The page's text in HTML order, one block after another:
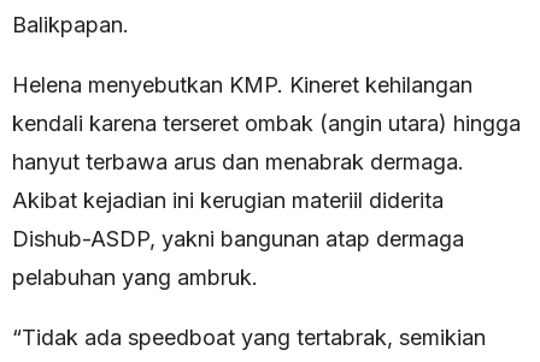
Balikpapan.
Helena menyebutkan KMP. Kineret kehilangan
kendali karena terseret ombak (angin utara) hingga
hanyut terbawa arus dan menabrak dermaga.
Akibat kejadian ini kerugian materiil diderita
Dishub-ASDP, yakni bangunan atap dermaga
pelabuhan yang ambruk.
“Tidak ada speedboat yang tertabrak, semikian